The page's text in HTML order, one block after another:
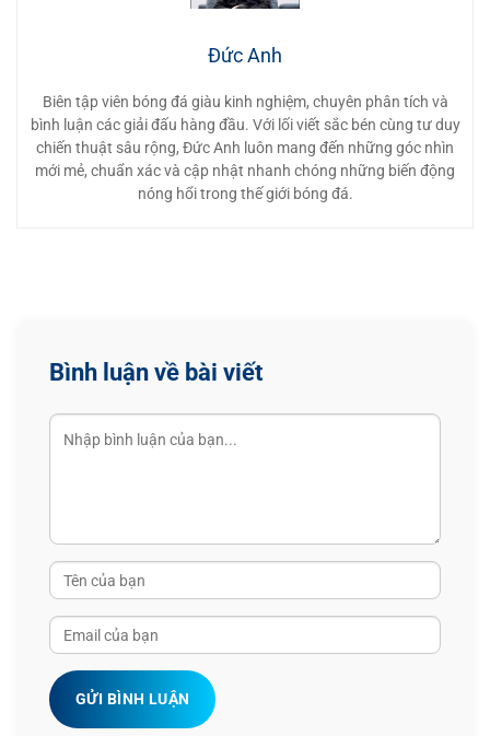
Đức Anh
Biên tập viên bóng đá giàu kinh nghiệm, chuyên phân tích và
bình luận các giải đấu hàng đầu. Với lối viết sắc bén cùng tư duy
chiến thuật sâu rộng, Đức Anh luôn mang đến những góc nhìn
mới mẻ, chuẩn xác và cập nhật nhanh chóng những biến động
nóng hổi trong thế giới bóng đá.
Bình luận về bài viết
GỬI BÌNH LUẬN